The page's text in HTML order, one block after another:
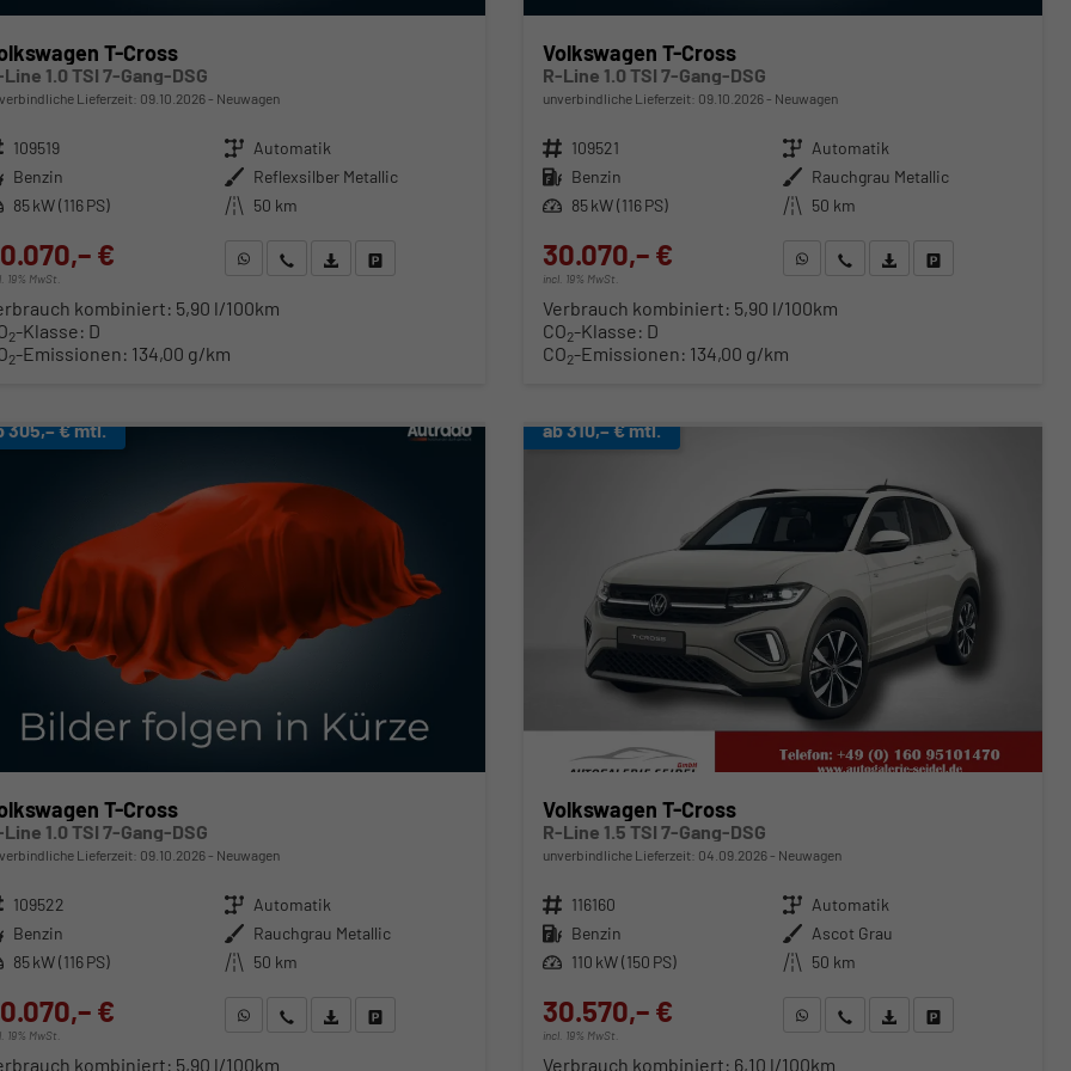
T-Cross
Line 1.0 TSI 7-Gang-DSG
Lieferzeit: 09.10.2026 Neuwagen
109519 Getriebe Automatik
Benzin Außenfarbe Reflexsilber Metallic
85 kW (116 PS) Kilometerstand 50 km
€
19% MwSt.
WhatsApp anfragen
Wir rufen Sie anFahrzeugexposé (PDF)
kombiniert: 5,90 l/100km
2-Klasse: D
2-Emissionen: 134,00 g/km
Volkswagen T-Cross
R-Line 1.0 TSI 7-Gang-DSG
unverbindliche Lieferzeit: 09.10.2026 Neuwagen
Fahrzeugnr. 109521 Getriebe Automatik
Kraftstoff Benzin Außenfarbe Rauchgrau Metallic
Leistung 85 kW (116 PS) Kilometerstand 50 km
30.070,– €
incl. 19% MwSt.
WhatsApp anfragen
Wir rufen Sie anFahrzeugexposé (PDF)
Fahrzeug parken
Verbrauch kombiniert: 5,90 l/100km
CO2-Klasse: D
CO2-Emissionen: 134,00 g/km
305,– € mtl.
T-Cross
Line 1.0 TSI 7-Gang-DSG
Lieferzeit: 09.10.2026 Neuwagen
109522 Getriebe Automatik
Benzin Außenfarbe Rauchgrau Metallic
85 kW (116 PS) Kilometerstand 50 km
€
19% MwSt.
WhatsApp anfragen
Wir rufen Sie anFahrzeugexposé (PDF)
kombiniert: 5,90 l/100km
ab 310,– € mtl.
Volkswagen T-Cross
R-Line 1.5 TSI 7-Gang-DSG
unverbindliche Lieferzeit: 04.09.2026 Neuwagen
Fahrzeugnr. 116160 Getriebe Automatik
Kraftstoff Benzin Außenfarbe Ascot Grau
Leistung 110 kW (150 PS) Kilometerstand 50 km
30.570,– €
incl. 19% MwSt.
WhatsApp anfragen
Wir rufen Sie anFahrzeugexposé (PDF)
Fahrzeug parken
Verbrauch kombiniert: 6,10 l/100km